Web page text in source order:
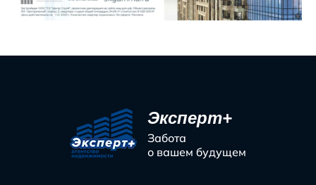
Эксперт+
Забота
о вашем будущем